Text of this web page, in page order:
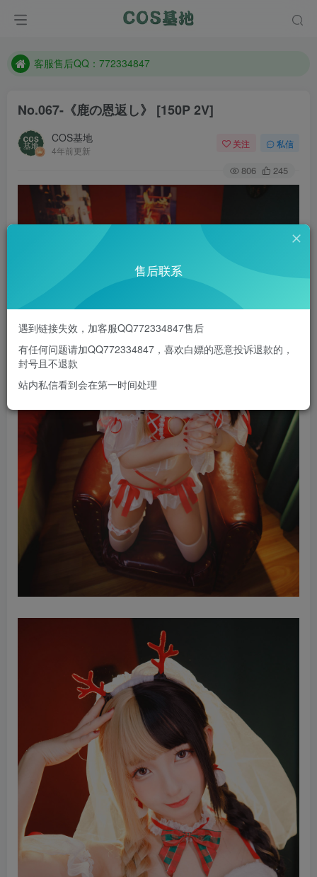
遇到任何问题加客服QQ：772334847
客服售后QQ：772334847
防失联：百度搜索《一七天佳》，实时查看最新站点。
No.067-《鹿の恩返し》 [150P 2V]
COS基地
4年前更新
关注 私信
806 245
售后联系
遇到链接失效，加客服QQ772334847售后
有任何问题请加QQ772334847，喜欢白嫖的恶意投诉退款的，
封号且不退款
站内私信看到会在第一时间处理